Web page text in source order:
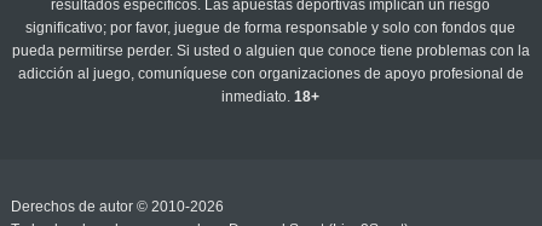
resultados específicos. Las apuestas deportivas implican un riesgo
significativo; por favor, juegue de forma responsable y solo con fondos que
pueda permitirse perder. Si usted o alguien que conoce tiene problemas con la
adicción al juego, comuníquese con organizaciones de apoyo profesional de
inmediato.18+
Derechos de autor © 2010-2026